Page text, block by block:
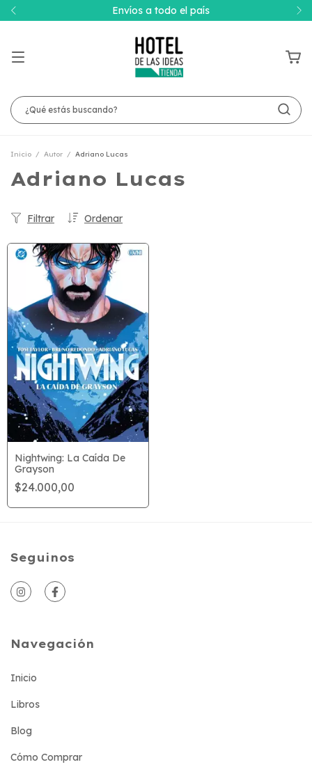
Envíos a todo el país
Inicio / Autor / Adriano Lucas
Adriano Lucas
Ordenar
Filtrar
Nightwing: La Caída De
Grayson
$24.000,00
Seguinos
Navegación
Inicio
Libros
Blog
Cómo Comprar